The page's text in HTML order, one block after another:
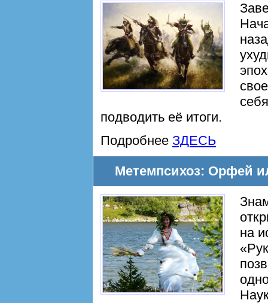
подводить её итоги.
Подробнее ЗДЕСЬ
Метемпсихоз: Орфей
на